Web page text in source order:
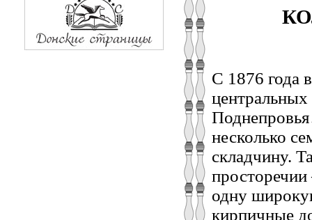
С 1876 года
несколько
складчину.
одну
кирпичные